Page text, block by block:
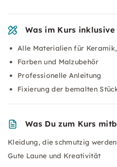
Was im Kurs
Alle Materialien für
Farben und Malzubehör
Professionelle Anleitung
Fixierung der bemalten
Was Du zum Kurs
Kleidung, die schmutzig
Gute Laune und Kreativität